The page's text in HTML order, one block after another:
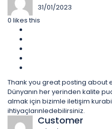
31/01/2023
0 likes this
Thank you great posting about
Dünyanın her yerinden kalite
almak için bizimle iletişim
ihtiyaçlarınledebilirsiniz.
Customer